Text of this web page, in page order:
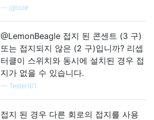
jglouie
@LemonBeagle 접지 된 콘센트 (3 구)
또는 접지되지 않은 (2 구)입니까? 리셉
터클이 스위치와 동시에 설치된 경우 접
지가 없을 수 있습니다.
— Tester101
접지 된 경우 다른 회로의 접지를 사용